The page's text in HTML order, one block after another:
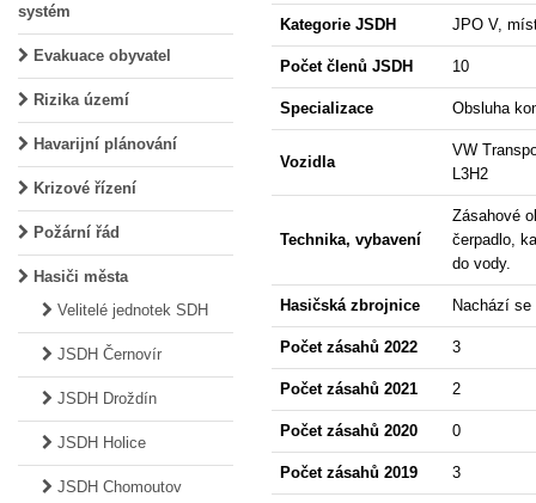
systém
Evakuace obyvatel
Rizika území
Havarijní plánování
Krizové řízení
Požární řád
Hasiči města
Velitelé jednotek SDH
JSDH Černovír
JSDH Droždín
JSDH Holice
JSDH Chomoutov
Kategorie JSDH JPO V,
Počet členů JSDH 10
Specializace Obsluha
Vozidla
VW
L3H2
Technika, vybavení
Zásahové
čerpadlo,
do vody.
Hasičská zbrojnice Nachází
Počet zásahů 2022 3
Počet zásahů 2021 2
Počet zásahů 2020 0
Počet zásahů 2019 3